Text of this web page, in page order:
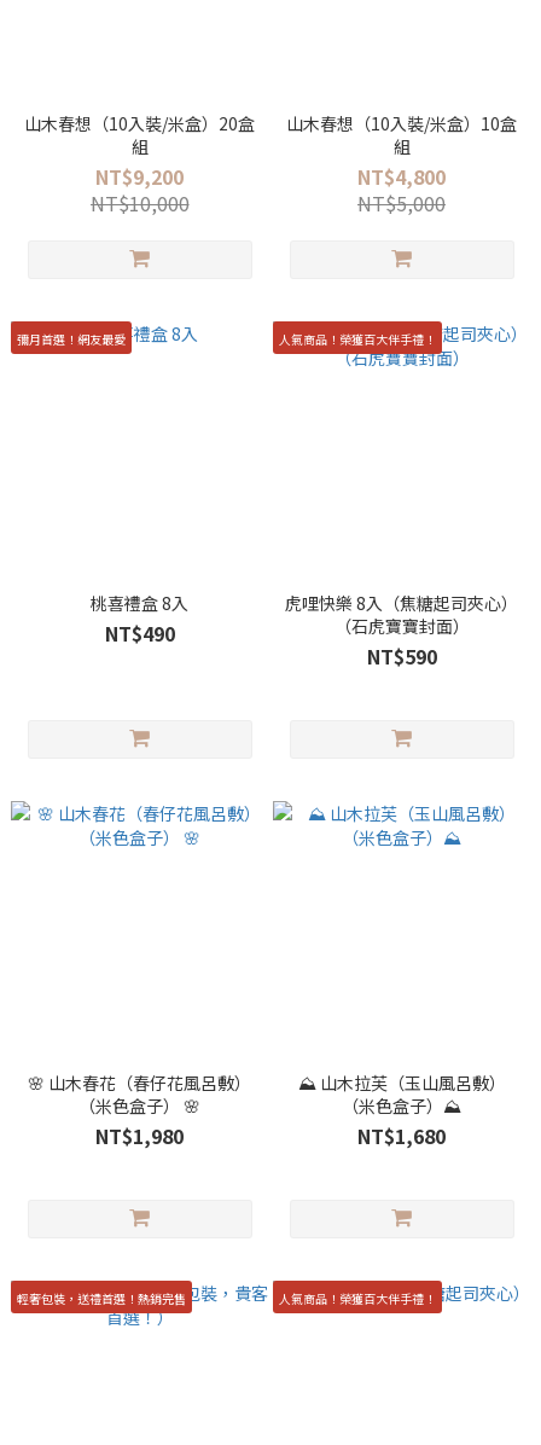
山木春想（10入裝/米盒）20盒
組
NT$9,200
NT$10,000
山木春想（10入裝/米盒）10盒
組
NT$4,800
NT$5,000
彌月首選！網友最愛
桃喜禮盒 8入
NT$490
人氣商品！榮獲百大伴手禮！
虎哩快樂 8入（焦糖起司夾心）
（石虎寶寶封面）
NT$590
🌸 山木春花（春仔花風呂敷）
（米色盒子） 🌸
NT$1,980
⛰️ 山木拉芙（玉山風呂敷）
（米色盒子）⛰️
NT$1,680
輕奢包裝，送禮首選！熱銷完售 人氣商品！榮獲百大伴手禮！